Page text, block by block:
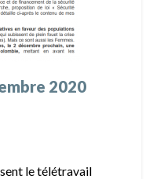
2020
le télétravail